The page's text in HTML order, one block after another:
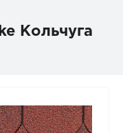
Кольчуга